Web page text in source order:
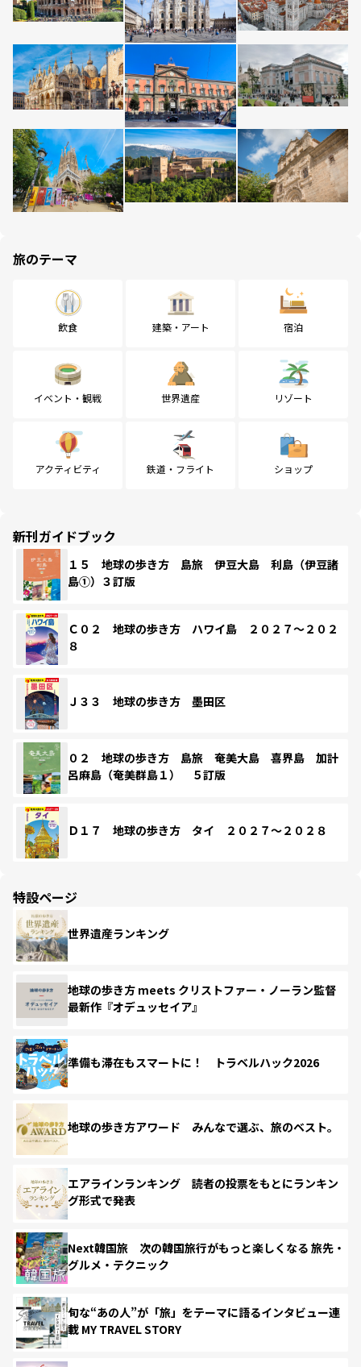
旅のテーマ
飲食 建築・アート 宿泊
イベント・観戦 世界遺産 リゾート
アクティビティ 鉄道・フライト ショップ
新刊ガイドブック
１５ 地球の歩き方 島旅 伊豆大島 利島（伊豆諸
島①）３訂版
Ｃ０２ 地球の歩き方 ハワイ島 ２０２７～２０２
８
Ｊ３３ 地球の歩き方 墨田区
０２ 地球の歩き方 島旅 奄美大島 喜界島 加計
呂麻島（奄美群島１） ５訂版
Ｄ１７ 地球の歩き方 タイ ２０２７～２０２８
特設ページ
世界遺産ランキング
地球の歩き方 meets クリストファー・ノーラン監督
最新作『オデュッセイア』
準備も滞在もスマートに！ トラベルハック2026
地球の歩き方アワード みんなで選ぶ、旅のベスト。
エアラインランキング 読者の投票をもとにランキン
グ形式で発表
Next韓国旅 次の韓国旅行がもっと楽しくなる 旅先・
グルメ・テクニック
旬な“あの人”が「旅」をテーマに語るインタビュー連
載 MY TRAVEL STORY